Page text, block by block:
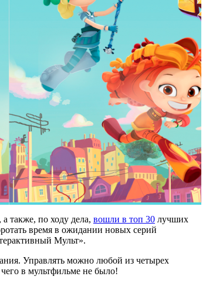
также, по ходу дела, вошли в топ 30 лучших
время в ожидании новых серий
Мульт».
Управлять можно любой из четырех
в мультфильме не было!